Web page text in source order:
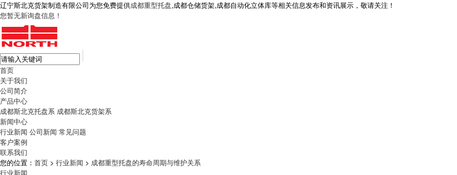
辽宁斯北克货架制造有限公司为您免费提供成都重型托盘,成都仓储货架,成都自动化立体库等相关信息发布和资讯展示，敬请关注！
您暂无新询盘信息！
首页
关于我们
公司简介
产品中心
成都斯北克托盘系 成都斯北克货架系
新闻中心
行业新闻 公司新闻 常见问题
客户案例
联系我们
您的位置： 首页 > 行业新闻 > 成都重型托盘的寿命周期与维护关系
行业新闻